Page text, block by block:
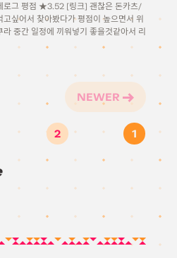
로그 평점 ★3.52 [링크] 괜찮은 돈카츠/
고싶어서 찾아봤다가 평점이 높으면서 위
라 중간 일정에 끼워넣기 좋을것같아서 리
두었던 곳이다. 일요일 낮에 디지몬을 보
1
2
NEWER